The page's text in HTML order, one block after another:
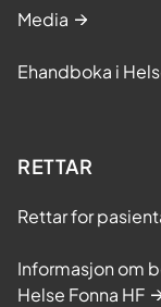
Media
Ehandboka i
RETTAR
Rettar for
Informasjon om
Helse Fonna HF